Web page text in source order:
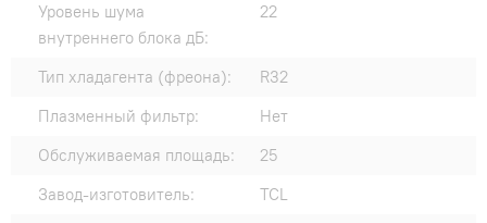
Уровень шума
внутреннего блока дБ:
22
Тип хладагента (фреона):
R32
Плазменный фильтр:
Нет
Обслуживаемая площадь:
25
Завод-изготовитель:
TCL